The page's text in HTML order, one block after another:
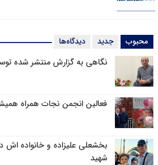
محبوب جدید دیدگاه‌ها
نگاهی به گزارش منتشر شده
فعالین انجمن نجات همراه
بخشعلی علیزاده و خانواده اش
شهید